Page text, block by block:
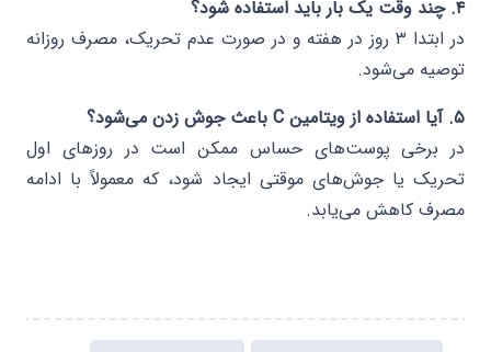
۴. چند وقت یک بار باید استفاده شود؟
در ابتدا ۳ روز در هفته و در صورت عدم تحریک، مصرف روزانه
توصیه می‌شود.
۵. آیا استفاده از ویتامین C باعث جوش زدن می‌شود؟
در برخی پوست‌های حساس ممکن است در روزهای اول
تحریک یا جوش‌های موقتی ایجاد شود، که معمولاً با ادامه
مصرف کاهش می‌یابد.